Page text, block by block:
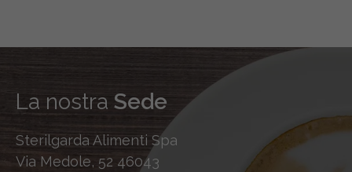
La nostra Sede
Sterilgarda Alimenti Spa
Via Medole, 52 46043